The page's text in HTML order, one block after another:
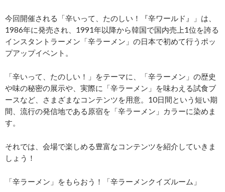
今回開催される「辛いって、たのしい！『辛ワールド』」は、
1986年に発売され、1991年以降から韓国で国内売上1位を誇る
インスタントラーメン「辛ラーメン」の日本で初めて行うポッ
プアップイベント。
「辛いって、たのしい！」をテーマに、「辛ラーメン」の歴史
や味の秘密の展示や、実際に「辛ラーメン」を味わえる試食ブ
ースなど、さまざまなコンテンツを用意。10日間という短い期
間、流行の発信地である原宿を「辛ラーメン」カラーに染めま
す。
それでは、会場で楽しめる豊富なコンテンツを紹介していきま
しょう！
「辛ラーメン」をもらおう！「辛ラーメンクイズルーム」